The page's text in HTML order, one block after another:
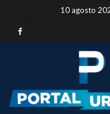
10 agosto